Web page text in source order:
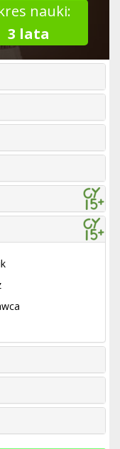
nauki:
3 lata